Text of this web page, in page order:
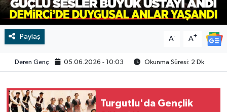
Paylaş A- A+
Deren Genç 05.06.2026 - 10:03 Okunma Süresi: 2 Dk
Turgutlu'da Gençlik
SPOR
Vefat